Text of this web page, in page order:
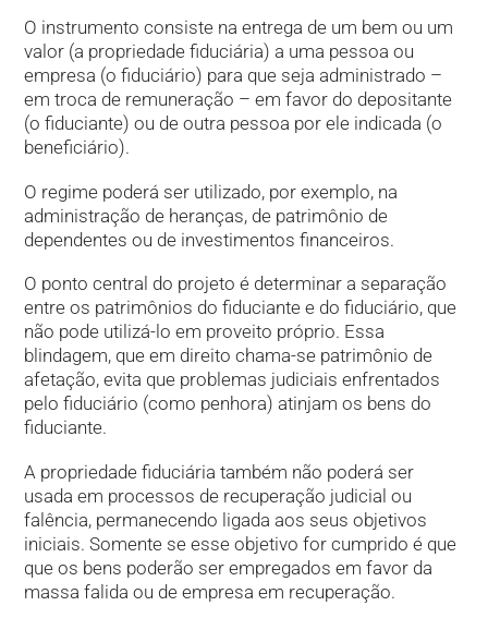
O instrumento consiste na entrega de um bem ou um
valor (a propriedade fiduciária) a uma pessoa ou
empresa (o fiduciário) para que seja administrado –
em troca de remuneração – em favor do depositante
(o fiduciante) ou de outra pessoa por ele indicada (o
beneficiário).
O regime poderá ser utilizado, por exemplo, na
administração de heranças, de patrimônio de
dependentes ou de investimentos financeiros.
O ponto central do projeto é determinar a separação
entre os patrimônios do fiduciante e do fiduciário, que
não pode utilizá-lo em proveito próprio. Essa
blindagem, que em direito chama-se patrimônio de
afetação, evita que problemas judiciais enfrentados
pelo fiduciário (como penhora) atinjam os bens do
fiduciante.
A propriedade fiduciária também não poderá ser
usada em processos de recuperação judicial ou
falência, permanecendo ligada aos seus objetivos
iniciais. Somente se esse objetivo for cumprido é que
que os bens poderão ser empregados em favor da
massa falida ou de empresa em recuperação.